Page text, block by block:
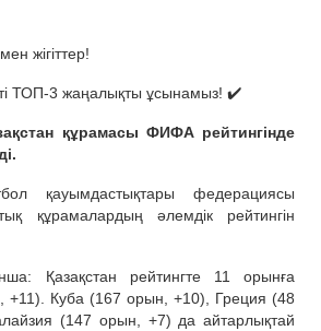
жігіттер!
ТОП-3 жаңалықты ұсынамыз! ✔️
құрамасы ФИФА рейтингінде
қауымдастықтары федерациясы
құрамалардың әлемдік рейтингін
Қазақстан рейтингте 11 орынға
+11). Куба (167 орын, +10), Греция (48
(147 орын, +7) да айтарлықтай